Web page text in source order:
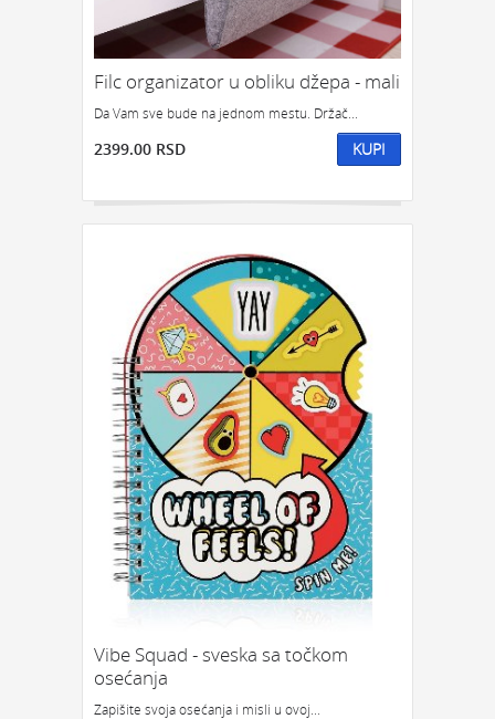
Filc organizator u obliku džepa - mali
Da Vam sve bude na jednom mestu. Držač...
2399.00 RSD KUPI
Vibe Squad - sveska sa točkom
osećanja
Zapišite svoja osećanja i misli u ovoj...